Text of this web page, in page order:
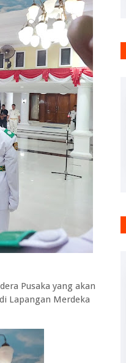
Pusaka yang akan
Lapangan Merdeka